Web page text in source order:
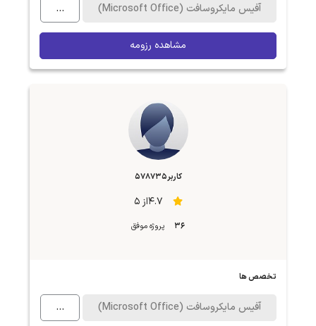
آفیس مایکروسافت (Microsoft Office) ...
مشاهده رزومه
کاربر578735
4.7از 5
36 پروژه موفق
تخصص ها
آفیس مایکروسافت (Microsoft Office) ...